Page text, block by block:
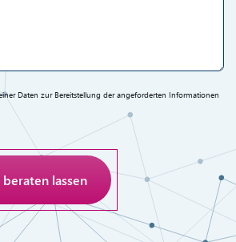
Daten zur Bereitstellung der angeforderten Informationen